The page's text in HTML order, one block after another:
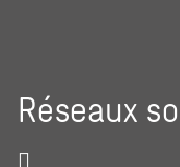
Réseaux